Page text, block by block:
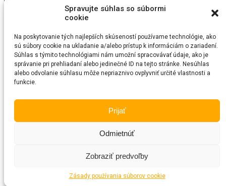
Spravujte súhlas so súbormi
cookie
Na poskytovanie tých najlepších skúseností používame technológie, ako
sú súbory cookie na ukladanie a/alebo prístup k informáciám o zariadení.
Súhlas s týmito technológiami nám umožní spracovávať údaje, ako je
správanie pri prehliadaní alebo jedinečné ID na tejto stránke. Nesúhlas
alebo odvolanie súhlasu môže nepriaznivo ovplyvniť určité vlastnosti a
funkcie.
Prijať
Odmietnúť
Zobraziť predvoľby
Zásady používania súborov cookie
IBAN: SK24 3100 0000 0043 5017 9117
Prima banka
BIC/SWIFT: LUBASKBX
SEARCH
. All Rights Reserved by SKT Themes